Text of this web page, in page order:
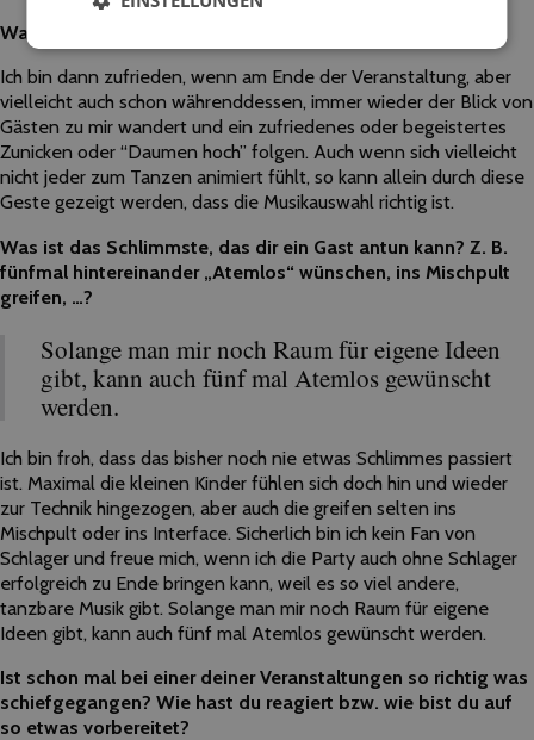
Was macht für dich eine gelungene Veranstaltung aus?
Ich bin dann zufrieden, wenn am Ende der Veranstaltung, aber
vielleicht auch schon währenddessen, immer wieder der Blick von
Gästen zu mir wandert und ein zufriedenes oder begeistertes
Zunicken oder “Daumen hoch” folgen. Auch wenn sich vielleicht
nicht jeder zum Tanzen animiert fühlt, so kann allein durch diese
Geste gezeigt werden, dass die Musikauswahl richtig ist.
Was ist das Schlimmste, das dir ein Gast antun kann? Z. B.
fünfmal hintereinander „Atemlos“ wünschen, ins Mischpult
greifen, …?
Solange man mir noch Raum für eigene Ideen
gibt, kann auch fünf mal Atemlos gewünscht
werden.
Ich bin froh, dass das bisher noch nie etwas Schlimmes passiert
ist. Maximal die kleinen Kinder fühlen sich doch hin und wieder
zur Technik hingezogen, aber auch die greifen selten ins
Mischpult oder ins Interface. Sicherlich bin ich kein Fan von
Schlager und freue mich, wenn ich die Party auch ohne Schlager
erfolgreich zu Ende bringen kann, weil es so viel andere,
tanzbare Musik gibt. Solange man mir noch Raum für eigene
Ideen gibt, kann auch fünf mal Atemlos gewünscht werden.
Ist schon mal bei einer deiner Veranstaltungen so richtig was
schiefgegangen? Wie hast du reagiert bzw. wie bist du auf
so etwas vorbereitet?